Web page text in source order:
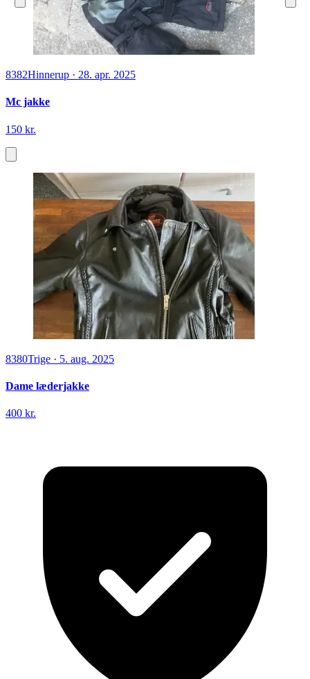
8382Hinnerup · 28. apr. 2025
Mc jakke
150 kr.
8380Trige · 5. aug. 2025
Dame læderjakke
400 kr.